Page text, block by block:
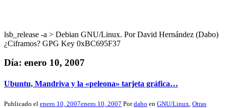
lsb_release -a > Debian GNU/Linux. Por David Hernández (Dabo)
¿Ciframos? GPG Key 0xBC695F37
Día: enero 10, 2007
Ubuntu, Mandriva y la «peleona» tarjeta gráfica…
Publicado el enero 10, 2007enero 10, 2007 Pordabo en GNU/Linux Otras